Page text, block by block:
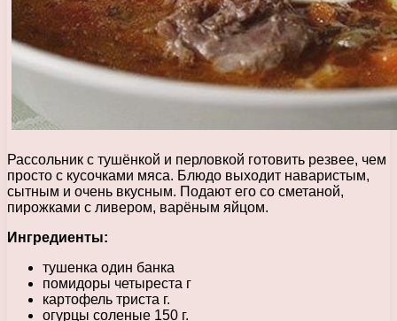
Рассольник с тушёнкой и перловкой готовить резвее, чем
просто с кусочками мяса. Блюдо выходит наваристым,
сытным и очень вкусным. Подают его со сметаной,
пирожками с ливером, варёным яйцом.
Ингредиенты:
тушенка один банка
помидоры четыреста г
картофель триста г.
огурцы соленые 150 г.